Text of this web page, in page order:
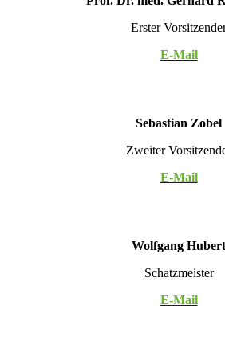
Erster
E-Mail
Sebastian Zobel
Zweiter
E-Mail
Wolfgang Hubert
Schatzmeister
E-Mail